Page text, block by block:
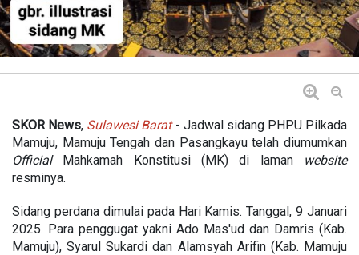
SKOR News, Sulawesi Barat- Jadwal sidang PHPU Pilkada
Mamuju, Mamuju Tengah dan Pasangkayu telah diumumkan
OfficialMahkamah Konstitusi (MK) di laman
website
resminya.
Sidang perdana dimulai pada Hari Kamis. Tanggal, 9 Januari
2025. Para penggugat yakni Ado Mas'ud dan Damris (Kab.
Mamuju), Syarul Sukardi dan Alamsyah Arifin (Kab. Mamuju